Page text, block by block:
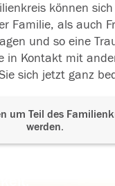
können
Familie, als auch
und so eine
in Kontakt mit
sich jetzt ganz
um Teil des
werden.